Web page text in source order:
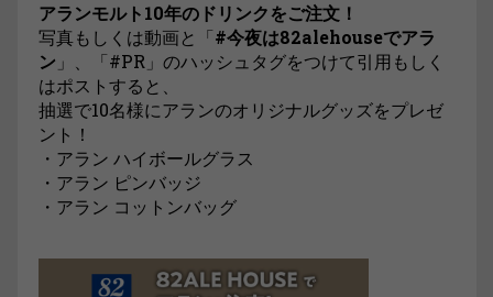
アランモルト10年のドリンクをご注文！
写真もしくは動画と「#今夜は82alehouseでアラ
ン 」、「#PR」のハッシュタグをつけて引用もしく
はポストすると、
抽選で10名様にアランのオリジナルグッズをプレゼ
ント！
・アラン ハイボールグラス
・アラン ピンバッジ
・アラン コットンバッグ